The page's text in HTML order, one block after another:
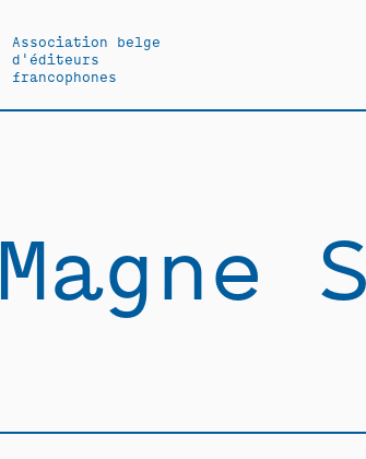
Association belge
d'éditeurs
francophones
Magne